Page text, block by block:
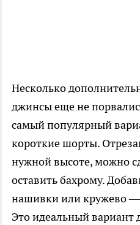
Несколько
джинсы еще не
самый популярный
короткие шорты.
нужной высоте, можно
оставить бахрому.
нашивки или кружево —
Это идеальный вариант